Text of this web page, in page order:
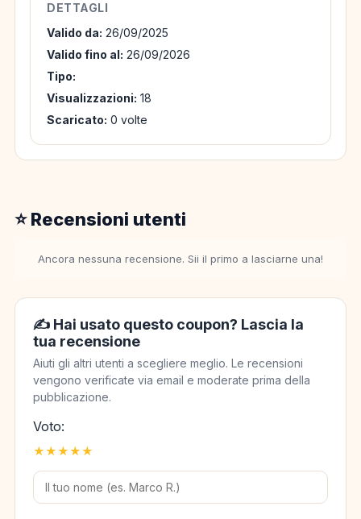
DETTAGLI
Valido da: 26/09/2025
Valido fino al: 26/09/2026
Tipo:
Visualizzazioni: 18
Scaricato: 0 volte
⭐ Recensioni utenti
Ancora nessuna recensione. Sii il primo a lasciarne una!
✍️ Hai usato questo coupon? Lascia la
tua recensione
Aiuti gli altri utenti a scegliere meglio. Le recensioni
vengono verificate via email e moderate prima della
pubblicazione.
Voto:
★
★
★
★
★